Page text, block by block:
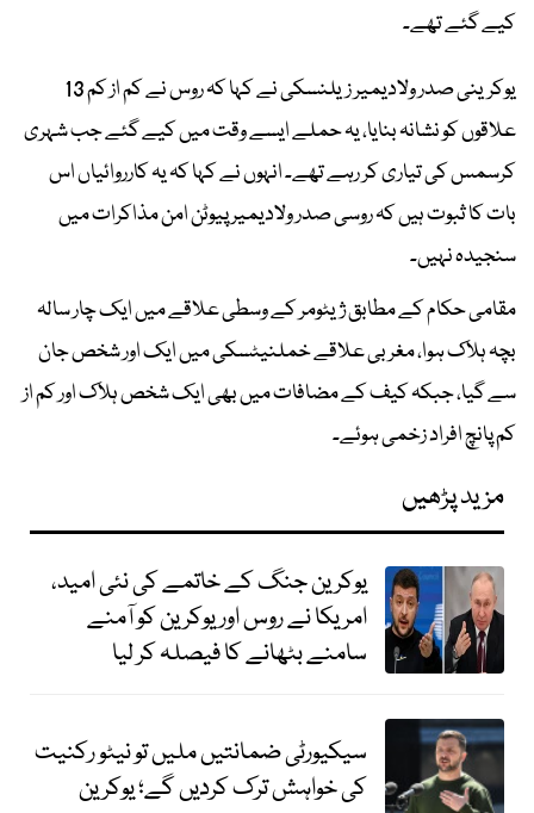
کیے گئے تھے۔
یوکرینی صدر ولادیمیر زیلنسکی نے کہا کہ روس نے کم از کم 13
علاقوں کو نشانہ بنایا، یہ حملے ایسے وقت میں کیے گئے جب شہری
کرسمس کی تیاری کر رہے تھے۔ انہوں نے کہا کہ یہ کارروائیاں اس
بات کا ثبوت ہیں کہ روسی صدر ولادیمیر پیوٹن امن مذاکرات میں
سنجیدہ نہیں۔
مقامی حکام کے مطابق ژیٹومر کے وسطی علاقے میں ایک چار سالہ
بچہ ہلاک ہوا، مغربی علاقے خملنیٹسکی میں ایک اور شخص جان
سے گیا، جبکہ کیف کے مضافات میں بھی ایک شخص ہلاک اور کم از
کم پانچ افراد زخمی ہوئے۔
مزید پڑھیں
یوکرین جنگ کے خاتمے کی نئی امید،
امریکا نے روس اور یوکرین کو آمنے
سامنے بٹھانے کا فیصلہ کر لیا
سیکیورٹی ضمانتیں ملیں تو نیٹو رکنیت
کی خواہش ترک کردیں گے؛ یوکرین